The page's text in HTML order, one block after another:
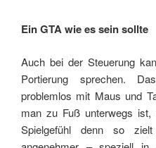
Ein GTA wie es sein sollte
Auch bei der Steuerung
Portierung sprechen.
problemlos mit Maus und
man zu Fuß unterwegs
Spielgefühl denn so